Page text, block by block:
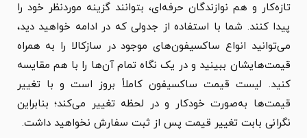
تازه‌کار و هم نوازندگان حرفه‌ای، بتوانند گزینه موردنظر خود را
پیدا کنند. شما با استفاده از جدولی که در ادامه خواهید دید،
می‌توانید انواع ساکسیفون‌های موجود در سازکالا را به همراه
قیمت‌هایشان ببینید و در یک نگاه تمام آن‌ها را با هم مقایسه
کنید. لیست قیمت ساکسیفون کاملاً بروز است و با تغییر
قیمت‌ها به‌صورت خودکار و در لحظه تغییر می‌کند؛ بنابراین
نگرانی بابت تغییر قیمت پس از ثبت سفارش نخواهید داشت.